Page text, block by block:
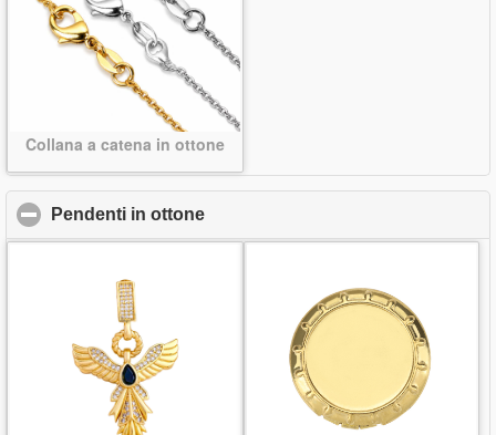
Collana a catena in ottone
Pendenti in ottone